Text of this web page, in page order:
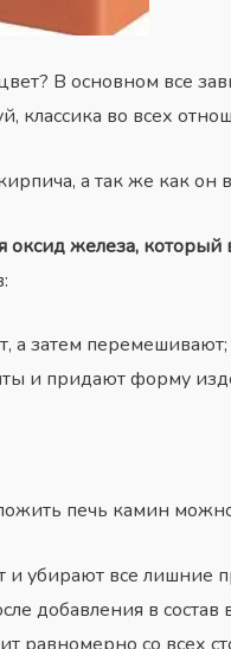
В основном все
классика во всех
а так же как он
железа, который
а затем перемешивают;
и придают форму
печь камин
и убирают все лишние
добавления в